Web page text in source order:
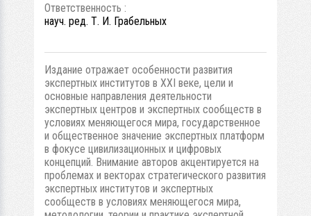
Ответственность :
науч. ред. Т. И. Грабельных
Издание отражает особенности развития
экспертных институтов в XXI веке, цели и
основные направления деятельности
экспертных центров и экспертных сообществ в
условиях меняющегося мира, государственное
и общественное значение экспертных платформ
в фокусе цивилизационных и цифровых
концепций. Внимание авторов акцентируется на
проблемах и векторах стратегического развития
экспертных институтов и экспертных
сообществ в условиях меняющегося мира,